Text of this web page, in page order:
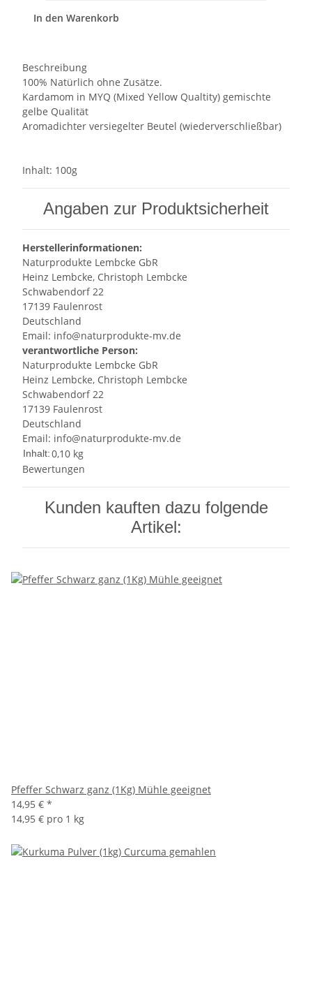
In den Warenkorb
Beschreibung
100% Natürlich ohne Zusätze.
Kardamom in MYQ (Mixed Yellow Qualtity) gemischte
gelbe Qualität
Aromadichter versiegelter Beutel (wiederverschließbar)
Inhalt: 100g
Angaben zur Produktsicherheit
Herstellerinformationen:
Naturprodukte Lembcke GbR
Heinz Lembcke, Christoph Lembcke
Schwabendorf 22
17139 Faulenrost
Deutschland
Email: info@naturprodukte-mv.de
verantwortliche Person:
Naturprodukte Lembcke GbR
Heinz Lembcke, Christoph Lembcke
Schwabendorf 22
17139 Faulenrost
Deutschland
Email: info@naturprodukte-mv.de
Inhalt:0,10 kg
Bewertungen
Kunden kauften dazu folgende
Artikel:
Pfeffer Schwarz ganz (1Kg) Mühle geeignet
14,95 € *
14,95 € pro 1 kg